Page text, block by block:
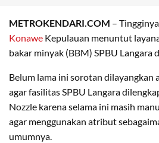
METROKENDARI.COM –
Konawe Kepulauan menuntut
bakar minyak (BBM) SPBU Langara
Belum lama ini sorotan dilayangkan
agar fasilitas SPBU Langara
Nozzle karena selama ini masih
agar menggunakan atribut
umumnya.